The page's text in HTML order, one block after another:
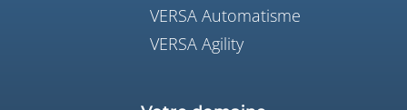
VERSA Automatisme
VERSA Agility